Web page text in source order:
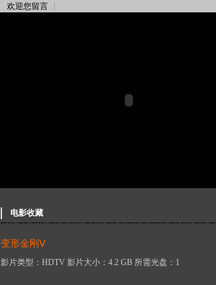
欢迎您留言
电影收藏
变形金刚Ⅴ
影片类型：HDTV 影片大小：4.2 GB 所需光盘：1